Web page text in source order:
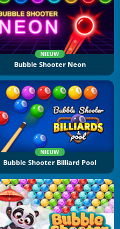
NIEUW
Bubble Shooter Neon
NIEUW
Bubble Shooter Billiard Pool